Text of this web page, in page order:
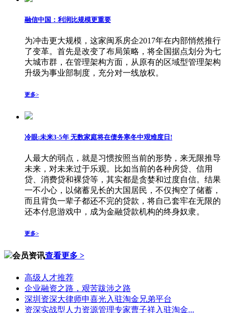
融信中国：利润比规模更重要
为冲击更大规模，这家闽系房企2017年在内部悄然推行
了变革。首先是改变了布局策略，将全国据点划分为七
大城市群，在管理架构方面，从原有的区域型管理架构
升级为事业部制度，充分对一线放权。
更多>
冷眼:未来3-5年 无数家庭将在债务寒冬中艰难度日!
人最大的弱点，就是习惯按照当前的形势，来无限推导
未来，对未来过于乐观。比如当前的各种房贷、信用
贷、消费贷和裸贷等，其实都是贪婪和过度自信。结果
一不小心，以储蓄见长的大国居民，不仅掏空了储蓄，
而且背负一辈子都还不完的贷款，将自己套牢在无限的
还本付息游戏中，成为金融贷款机构的终身奴隶。
更多>
会员资讯查看更多 >
高级人才推荐
企业融资之路，艰苦跋涉之路
深圳资深大律师申喜光入驻淘金兄弟平台
资深实战型人力资源管理专家曹子祥入驻淘金...